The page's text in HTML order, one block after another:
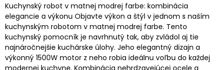
Kuchynský robot v matnej modrej farbe: kombinácia
elegancie a výkonu Objavte výkon a štýl v jednom s naším
kuchynským robotom v matnej modrej farbe. Tento
kuchynský pomocník je navrhnutý tak, aby zvládol aj tie
najnáročnejšie kuchárske úlohy. Jeho elegantný dizajn a
výkonný 1500W motor z neho robia ideálnu voľbu do každej
modernej kuchyne. Kombinácia nehrdzavejúcej ocele a